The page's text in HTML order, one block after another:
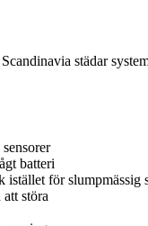
städar
batteri
istället för slumpmässig
störa